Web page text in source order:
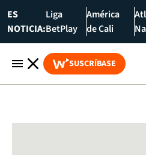
ES
NOTICIA:
Liga
BetPlay
América
de Cali
SUSCRÍBASE